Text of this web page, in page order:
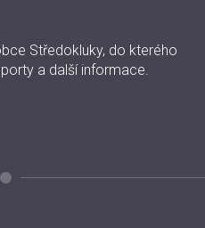
Středokluky, do kterého
a další informace.